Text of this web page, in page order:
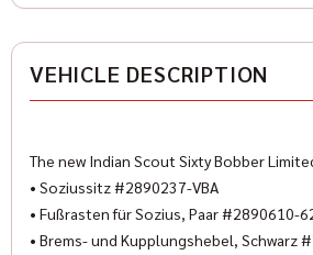
1 km
New
Gray
Color (Manufacturer)
Heavy Metal
VEHICLE DESCRIPTION
The new Indian Scout Sixty Bobber
• Soziussitz #2890237-VBA
• Fußrasten für Sozius, Paar #2890610-
• Brems- und Kupplungshebel, Schwarz